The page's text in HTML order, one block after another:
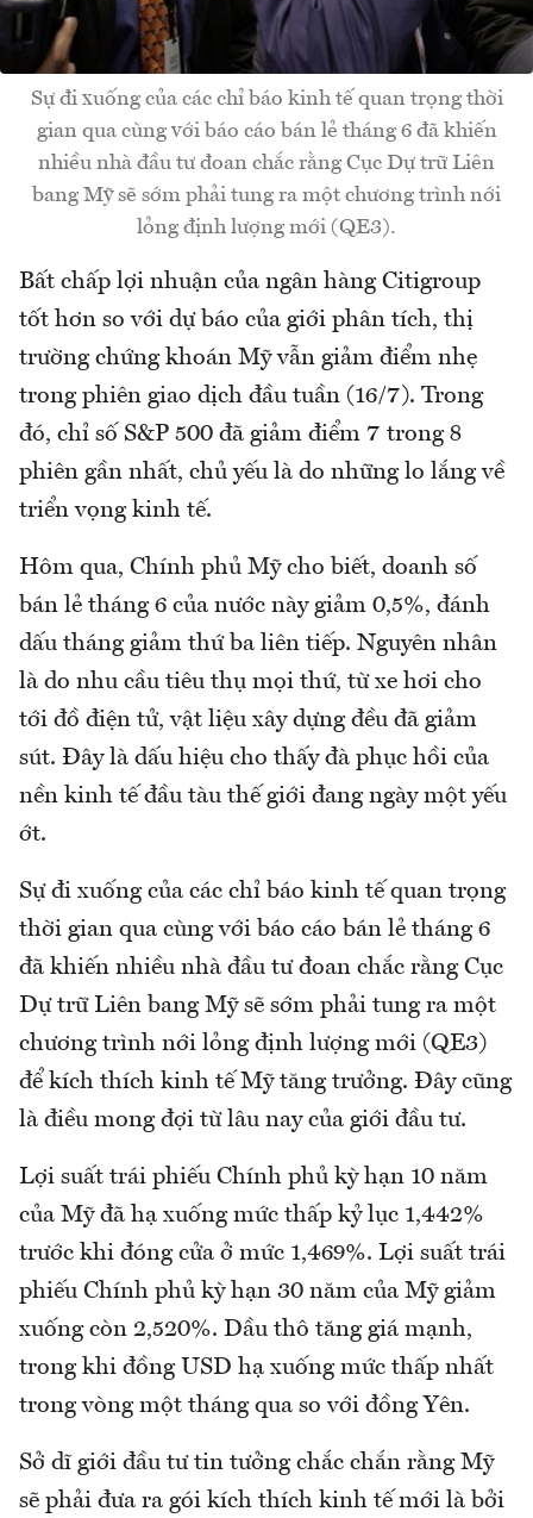
Sự đi xuống của các chỉ báo kinh tế quan trọng thời
gian qua cùng với báo cáo bán lẻ tháng 6 đã khiến
nhiều nhà đầu tư đoan chắc rằng Cục Dự trữ Liên
bang Mỹ sẽ sớm phải tung ra một chương trình nới
lỏng định lượng mới (QE3).
Bất chấp lợi nhuận của ngân hàng Citigroup
tốt hơn so với dự báo của giới phân tích, thị
trường chứng khoán Mỹ vẫn giảm điểm nhẹ
trong phiên giao dịch đầu tuần (16/7). Trong
đó, chỉ số S&P 500 đã giảm điểm 7 trong 8
phiên gần nhất, chủ yếu là do những lo lắng về
triển vọng kinh tế.
Hôm qua, Chính phủ Mỹ cho biết, doanh số
bán lẻ tháng 6 của nước này giảm 0,5%, đánh
dấu tháng giảm thứ ba liên tiếp. Nguyên nhân
là do nhu cầu tiêu thụ mọi thứ, từ xe hơi cho
tới đồ điện tử, vật liệu xây dựng đều đã giảm
sút. Đây là dấu hiệu cho thấy đà phục hồi của
nền kinh tế đầu tàu thế giới đang ngày một yếu
ớt.
Sự đi xuống của các chỉ báo kinh tế quan trọng
thời gian qua cùng với báo cáo bán lẻ tháng 6
đã khiến nhiều nhà đầu tư đoan chắc rằng Cục
Dự trữ Liên bang Mỹ sẽ sớm phải tung ra một
chương trình nới lỏng định lượng mới (QE3)
để kích thích kinh tế Mỹ tăng trưởng. Đây cũng
là điều mong đợi từ lâu nay của giới đầu tư.
Lợi suất trái phiếu Chính phủ kỳ hạn 10 năm
của Mỹ đã hạ xuống mức thấp kỷ lục 1,442%
trước khi đóng cửa ở mức 1,469%. Lợi suất trái
phiếu Chính phủ kỳ hạn 30 năm của Mỹ giảm
xuống còn 2,520%. Dầu thô tăng giá mạnh,
trong khi đồng USD hạ xuống mức thấp nhất
trong vòng một tháng qua so với đồng Yên.
Sở dĩ giới đầu tư tin tưởng chắc chắn rằng Mỹ
sẽ phải đưa ra gói kích thích kinh tế mới là bởi